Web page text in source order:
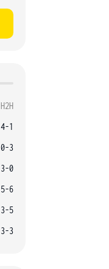
H2H
4-1
0-3
3-0
5-6
3-5
3-3